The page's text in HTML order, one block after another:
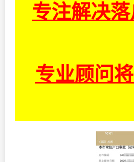
专注解决
专业顾问